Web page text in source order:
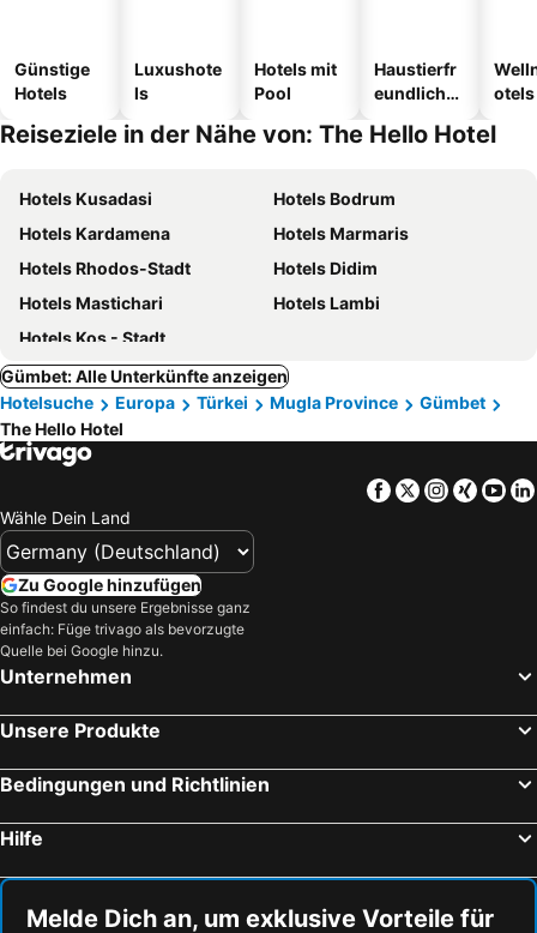
Günstige
Hotels
Luxushote
ls
Hotels mit
Pool
Haustierfr
eundliche
otels
Reiseziele in der Nähe von: The Hello Hotel
Hotels Kusadasi
Hotels Bodrum
Hotels Kardamena
Hotels Marmaris
Hotels Rhodos-Stadt
Hotels Didim
Hotels Mastichari
Hotels Lambi
Hotels Kos - Stadt
Gümbet: Alle Unterkünfte anzeigen
Hotelsuche
Europa Türkei Mugla Province
Gümbet
The Hello Hotel
Facebook
TwitterXing
Wähle Dein Land
Zu Google hinzufügen
So findest du unsere Ergebnisse ganz
einfach: Füge trivago als bevorzugte
Quelle bei Google hinzu.
Unternehmen
Unsere Produkte
Bedingungen und Richtlinien
Hilfe
Melde Dich an, um exklusive Vorteile für